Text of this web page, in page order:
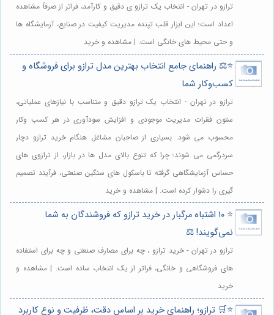
ترازو در تهران - انتخاب یک ترازو ی دقیق و کارآمد، فراتر از صرفاً مشاهده
اعداد است؛ این ابزار قلب تپنده مدیریت کیفیت در صنایع، آزمایشگاه ها
و حتی محیط های خانگی است. | مشاهده و خرید
⭐️⚖️ راهنمای جامع انتخاب بهترین مدل ترازو برای فروشگاه و
کسب‌وکار شما
ترازو در تهران - انتخاب یک ترازو دقیق و متناسب با نیازهای عملیاتی،
ستون فقرات مدیریت موجودی و افزایش سودآوری در هر کسب وکار
محسوب می شود. بسیاری از صاحبان مشاغل هنگام خرید ترازو دچار
سردرگمی می شوند؛ چرا که تنوع بالای مدل ها در بازار، از ترازوی های
حساس آزمایشگاهی گرفته تا باسکول های سنگین صنعتی، فرآیند تصمیم
گیری را دشوار کرده است. | مشاهده و خرید
⭐️ ۱۰ اشتباه مرگبار در خرید ترازو که فروشندگان به شما
نمی‌گویند! ⚖️
ترازو در تهران - خرید ترازو ، چه برای مصارف صنعتی و چه برای استفاده
های فروشگاهی و خانگی، فراتر از یک انتخاب ساده است. | مشاهده و
خرید
⭐️🛒 ترازو؛ راهنمای خرید بر اساس دقت، ظرفیت و نوع کاربرد